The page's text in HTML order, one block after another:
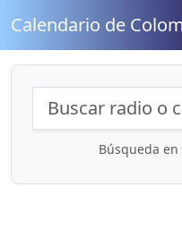
Calendario de
Búsqueda
Búsqueda en